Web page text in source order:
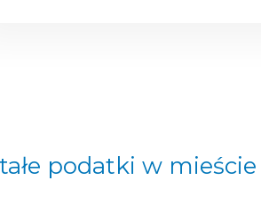
podatki w mieście